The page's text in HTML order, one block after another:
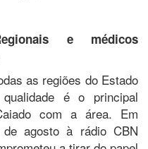
e médicos
as regiões do Estado
é o principal
com a área. Em
agosto à rádio CBN